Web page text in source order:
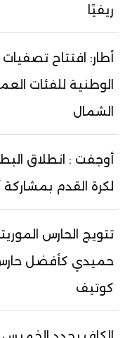
ريفيًا
أطار: افتتاح تصفيات
الوطنية للفئات
الشمال
أوجفت : انطلاق
لكرة القدم بمشاركة
تتويج الحارس
حميدي كأفضل
كوتيف